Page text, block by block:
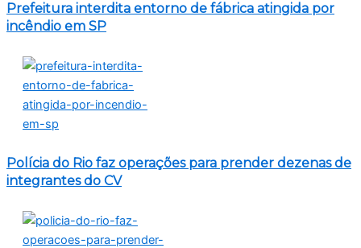
Prefeitura interdita entorno de fábrica atingida por
incêndio em SP
Polícia do Rio faz operações para prender dezenas de
integrantes do CV